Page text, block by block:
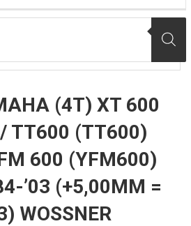
(4T) XT 600
TT600 (TT600)
600 (YFM600)
’03 (+5,00MM =
WOSSNER